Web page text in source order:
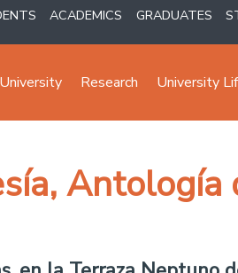
ACADEMICS GRADUATES
Research University
Antología